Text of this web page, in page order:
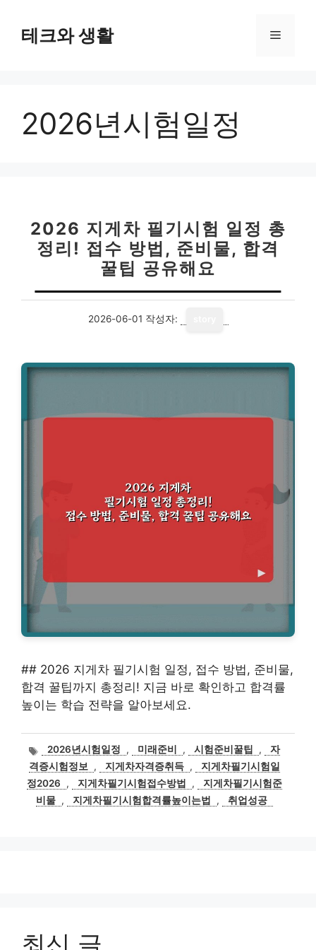
테크와 생활 메
2026년시험일정
2026 지게차 필기시험 일정 총
정리! 접수 방법, 준비물, 합격
꿀팁 공유해요
2026-06-01 작성자:
## 2026 지게차 필기시험 일정, 접수 방법, 준비물,
합격 꿀팁까지 총정리! 지금 바로 확인하고 합격률
높이는 학습 전략을 알아보세요.
태
그
2026년시험일정 , 미래준비 , 시험준비꿀팁 ,
자
격증시험정보
, 지게차자격증취득 ,
지게차필기시험일
정2026
, 지게차필기시험접수방법 ,
지게차필기시험준
비물 , 지게차필기시험합격률높이는법 , 취업성공
최신 글